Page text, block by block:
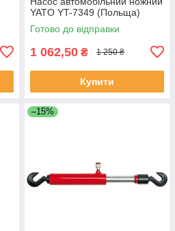
YATO YT-7349 (Польща)
Готово до відправки
1 062,50 ₴ 1 250 ₴
Купити
–15%